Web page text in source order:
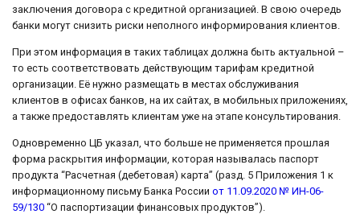
заключения договора с кредитной организацией. В свою очередь
банки могут снизить риски неполного информирования клиентов.
При этом информация в таких таблицах должна быть актуальной –
то есть соответствовать действующим тарифам кредитной
организации. Её нужно размещать в местах обслуживания
клиентов в офисах банков, на их сайтах, в мобильных приложениях,
а также предоставлять клиентам уже на этапе консультирования.
Одновременно ЦБ указал, что больше не применяется прошлая
форма раскрытия информации, которая называлась паспорт
продукта “Расчетная (дебетовая) карта” (разд. 5 Приложения 1 к
информационному письму Банка России от 11.09.2020 № ИН-06-
59/130 “О паспортизации финансовых продуктов”).